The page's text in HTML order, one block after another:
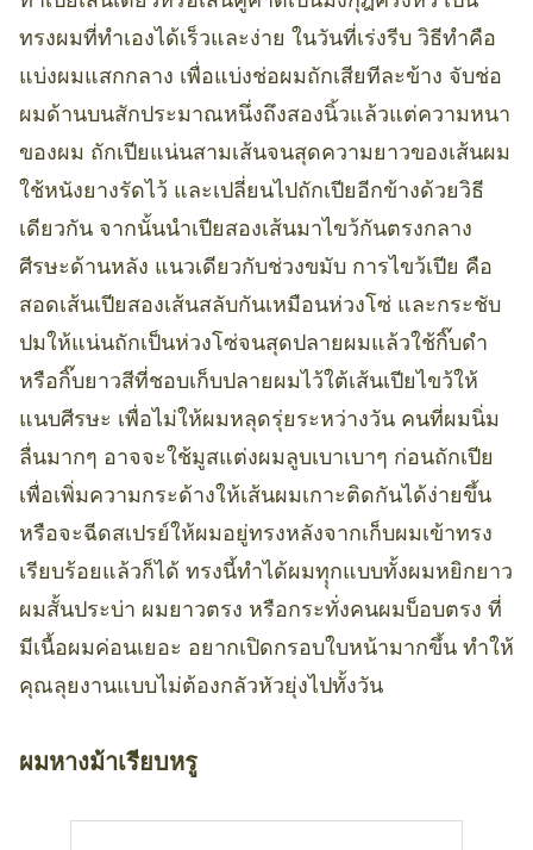
ทรงผมที่ทำเองได้เร็วและง่าย ในวันที่เร่งรีบ วิธีทำคือ
แบ่งผมแสกกลาง เพื่อแบ่งช่อผมถักเสียทีละข้าง จับช่อ
ผมด้านบนสักประมาณหนึ่งถึงสองนิ้วแล้วแต่ความหนา
ของผม ถักเปียแน่นสามเส้นจนสุดความยาวของเส้นผม
ใช้หนังยางรัดไว้ และเปลี่ยนไปถักเปียอีกข้างด้วยวิธี
เดียวกัน จากนั้นนำเปียสองเส้นมาไขว้กันตรงกลาง
ศีรษะด้านหลัง แนวเดียวกับช่วงขมับ การไขว้เปีย คือ
สอดเส้นเปียสองเส้นสลับกันเหมือนห่วงโซ่ และกระชับ
ปมให้แน่นถักเป็นห่วงโซ่จนสุดปลายผมแล้วใช้กิ๊บดำ
หรือกิ๊บยาวสีที่ชอบเก็บปลายผมไว้ใต้เส้นเปียไขว้ให้
แนบศีรษะ เพื่อไม่ให้ผมหลุดรุ่ยระหว่างวัน คนที่ผมนิ่ม
ลื่นมากๆ อาจจะใช้มูสแต่งผมลูบเบาเบาๆ ก่อนถักเปีย
เพื่อเพิ่มความกระด้างให้เส้นผมเกาะติดกันได้ง่ายขึ้น
หรือจะฉีดสเปรย์ให้ผมอยู่ทรงหลังจากเก็บผมเข้าทรง
เรียบร้อยแล้วก็ได้ ทรงนี้ทำได้ผมทุุกแบบทั้งผมหยิกยาว
ผมสั้นประบ่า ผมยาวตรง หรือกระทั่งคนผมบ็อบตรง ที่
มีเนื้อผมค่อนเยอะ อยากเปิดกรอบใบหน้ามากขึ้น ทำให้
คุณลุยงานแบบไม่ต้องกลัวหัวยุ่งไปทั้งวัน
ผมหางม้าเรียบหรู